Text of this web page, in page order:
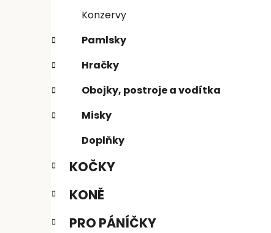
í
p
a
e
l
Konzervy
Pamlsky
Hračky
Obojky, postroje a vodítka
Misky
Doplňky
KOČKY
KONĚ
PRO PÁNÍČKY